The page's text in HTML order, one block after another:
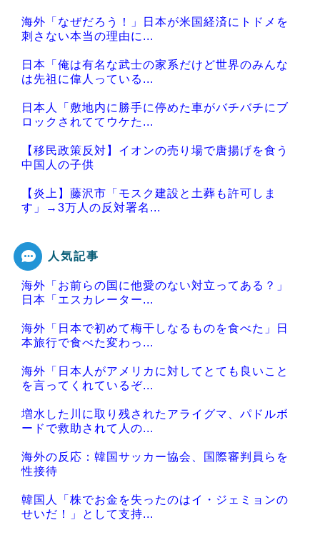
海外「なぜだろう！」日本が米国経済にトドメを
刺さない本当の理由に...
日本「俺は有名な武士の家系だけど世界のみんな
は先祖に偉人っている...
日本人「敷地内に勝手に停めた車がバチバチにブ
ロックされててウケた...
【移民政策反対】イオンの売り場で唐揚げを食う
中国人の子供
【炎上】藤沢市「モスク建設と土葬も許可しま
す」→3万人の反対署名...
Powered by livedoor 相互RSS
人気記事
海外「お前らの国に他愛のない対立ってある？」
日本「エスカレーター...
海外「日本で初めて梅干しなるものを食べた」日
本旅行で食べた変わっ...
海外「日本人がアメリカに対してとても良いこと
を言ってくれているぞ...
増水した川に取り残されたアライグマ、パドルボ
ードで救助されて人の...
海外の反応：韓国サッカー協会、国際審判員らを
性接待
韓国人「株でお金を失ったのはイ・ジェミョンの
せいだ！」として支持...